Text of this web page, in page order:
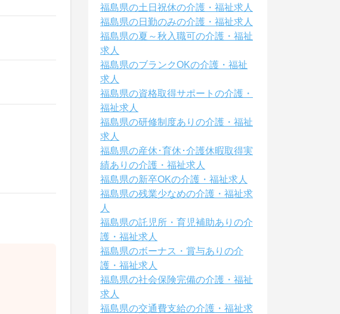
福島県の土日祝休の介護・福祉求人
福島県の日勤のみの介護・福祉求人
福島県の夏～秋入職可の介護・福祉
求人
福島県のブランクOKの介護・福祉
求人
福島県の資格取得サポートの介護・
福祉求人
福島県の研修制度ありの介護・福祉
求人
福島県の産休･育休･介護休暇取得実
績ありの介護・福祉求人
福島県の新卒OKの介護・福祉求人
福島県の残業少なめの介護・福祉求
人
福島県の託児所・育児補助ありの介
護・福祉求人
福島県のボーナス・賞与ありの介
護・福祉求人
福島県の社会保険完備の介護・福祉
求人
福島県の交通費支給の介護・福祉求